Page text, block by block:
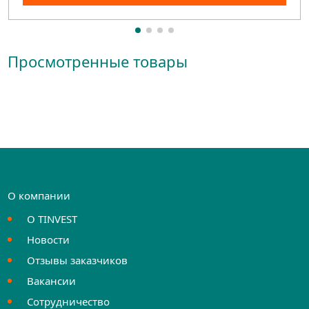
Просмотренные товары
О компании
О TINVEST
Новости
Отзывы заказчиков
Вакансии
Сотрудничество